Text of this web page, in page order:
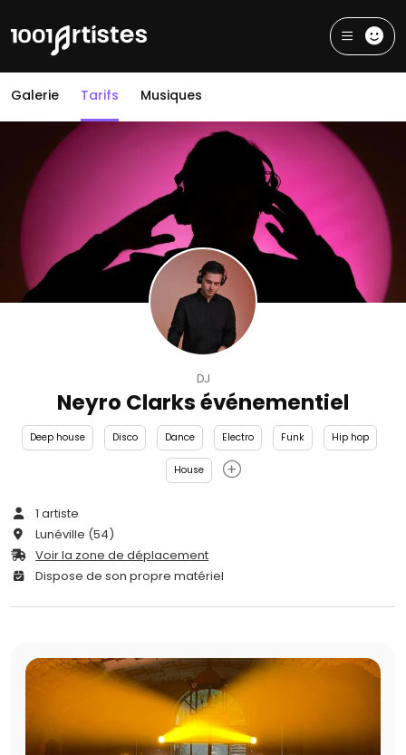
Galerie Tarifs Musiques
DJ
Neyro Clarks événementiel
Deep house Disco Dance Electro Funk Hip hop
House
1 artiste
Lunéville (54)
Voir la zone de déplacement
Dispose de son propre matériel